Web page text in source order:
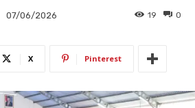
07/06/2026 0
19
X Pinterest